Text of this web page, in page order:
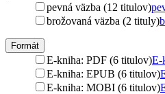
pevná väzba (12 titulov)
brožovaná väzba (2 tituly)
Formát
E-kniha: PDF (6 titulov)E-
E-kniha: EPUB (6 titulov)
E-kniha: MOBI (6 titulov)